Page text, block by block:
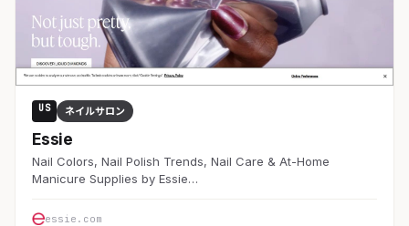
US ネイルサロン
Essie
Nail Colors, Nail Polish Trends, Nail Care & At-Home
Manicure Supplies by Essie…
essie.com